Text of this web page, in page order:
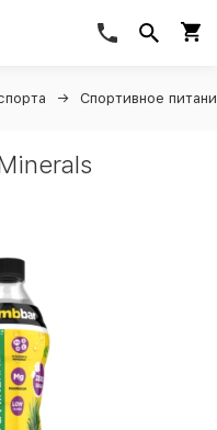
Спортивное